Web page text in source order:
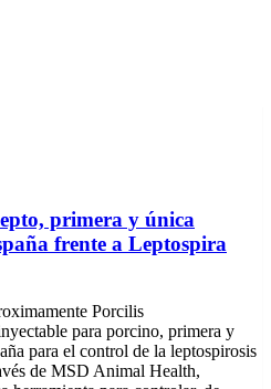
primera y única
frente a Leptospira
Porcilis
para porcino, primera y
para el control de la leptospirosis
de MSD Animal Health,